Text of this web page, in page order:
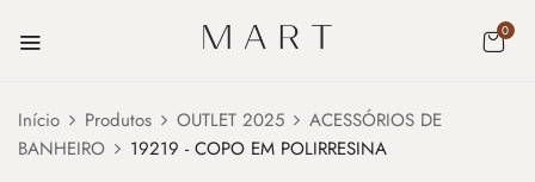
0
Início Produtos OUTLET 2025
ACESSÓRIOS DE
BANHEIRO
19219 - COPO EM POLIRRESINA